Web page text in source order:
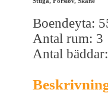
Boendeyta:
Antal rum: 3
Antal